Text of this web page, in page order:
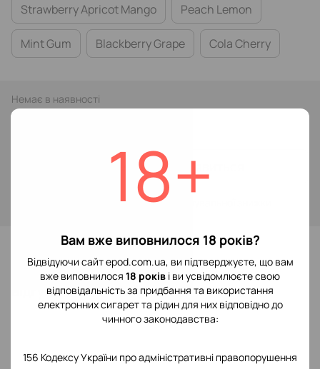
18+
Вам вже виповнилося 18 років?
Відвідуючи сайт epod.com.ua, ви підтверджуєте, що вам
вже виповнилося 18 років і ви усвідомлюєте свою
відповідальність за придбання та використання
електронних сигарет та рідин для них відповідно до
чинного законодавства:
156 Кодексу України про адміністративні правопорушення
Strawberry Apricot Mango Peach Lemon
Mint Gum Blackberry Grape Cola Cherry
Немає в наявності
Повідомити, коли з'явиться
для відображення накопичувальної знижки
До обраного
Відгуки